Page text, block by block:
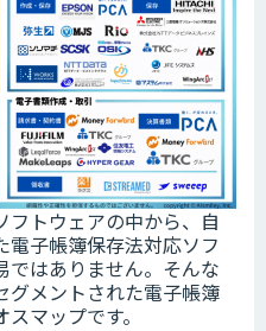
トウェアの中から、自
子帳簿保存法対応ソフ
ではありません。そんな
グメントされた電子帳簿
マップです。